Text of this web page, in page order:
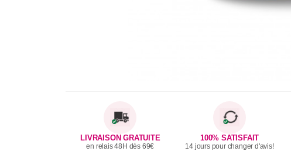
LIVRAISON GRATUITE
en relais 48H dès 69€
100% SATISFAIT
14 jours pour changer d'avis!